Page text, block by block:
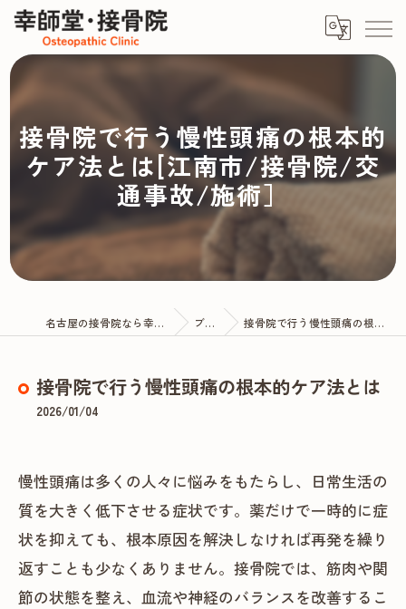
接骨院で行う慢性頭痛の根本的
ケア法とは[江南市/接骨院/交
通事故/施術］
名古屋の接骨院なら幸師堂・接骨院 ブログ 接骨院で行う慢性頭痛の根本的ケア法とは
接骨院で行う慢性頭痛の根本的ケア法とは
2026/01/04
慢性頭痛は多くの人々に悩みをもたらし、日常生活の
質を大きく低下させる症状です。薬だけで一時的に症
状を抑えても、根本原因を解決しなければ再発を繰り
返すことも少なくありません。接骨院では、筋肉や関
節の状態を整え、血流や神経のバランスを改善するこ